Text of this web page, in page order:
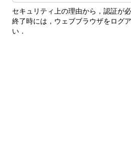
セキュリティ上の理由から，認証が
終了時には，ウェブブラウザをログ
い．